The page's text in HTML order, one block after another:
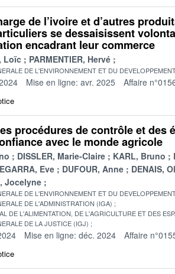
de l’ivoire et d’autres
se dessaisissent
encadrant leur commerce
Loïc PARMENTIER, Hervé
DE L'ENVIRONNEMENT ET DU
Mise en ligne: avr. 2025 Affaire
procédures de contrôle et des
avec le monde agricole
DISSLER, Marie-Claire KARL, Bruno
Eve
DUFOUR, Anne
DENAIS,
Jocelyne
DE L'ENVIRONNEMENT ET DU
DE L'ADMINISTRATION (IGA)
DE L'ALIMENTATION, DE L'AGRICULTURE ET DES
DE LA JUSTICE (IGJ)
Mise en ligne: déc. 2024 Affaire